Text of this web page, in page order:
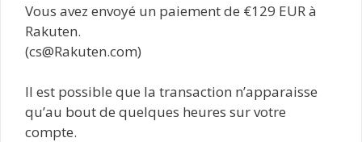
Vous avez envoyé un paiement de €129 EUR à
Rakuten.
(cs@Rakuten.com)
Il est possible que la transaction n’apparaisse
qu’au bout de quelques heures sur votre
compte.